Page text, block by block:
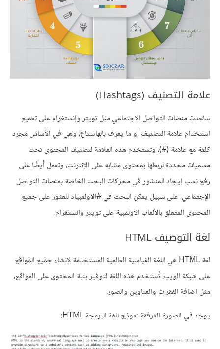
علامة التصنيف (Hashtags)
ساعدت منصات التواصل الاجتماعي مثل تويتر وإنستغرام على تعميم
استخدام علامة التصنيف أو ما يعرف بالهاشتاغ، وهي في الأساس مجرد
كلمة مع علامة (#)، وتستخدم هذه العلامة لتصنيف المحتوى تحت
مسميات محددة لربطها بمحتوى مشابه على الإنترنت، وتعمل أيضًا على
رفع نسب إيجاد المنشور في محركات البحث الخاصة بمنصات التواصل
الإجتماعي، على سبيل يمكن البحث في #الاولمبياد للعثور على جميع
المحتوى المتعلق بالألعاب الأولمبية على تويتر وانستغرام.
لغة التوصيف HTML
لغة HTML هي اللغة القياسية العالمية المستخدمة لإنشاء جميع المواقع
على شبكة الويب، تُستخدم هذه اللغة لتوفير بنية المحتوى على المواقع،
مثل اضافة الفقرات والعناوين والصور.
يوجد في الصورة المرفقة نموذج للغة البرمجة HTML: